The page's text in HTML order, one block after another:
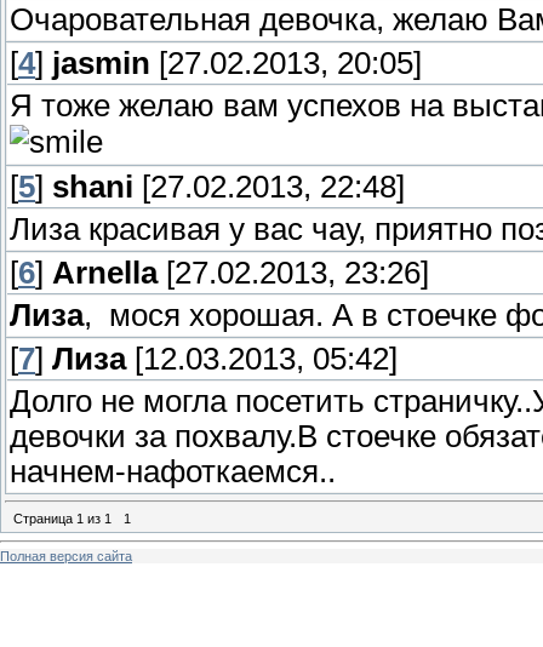
Очаровательная девочка, желаю
[4] jasmin [27.02.2013, 20:05]
Я тоже желаю вам успехов на
[5] shani [27.02.2013, 22:48]
Лиза красивая у вас чау, приятно
[6] Arnella[27.02.2013, 23:26]
Лиза, мося хорошая. А в стоечке
[7] Лиза[12.03.2013, 05:42]
Долго не могла посетить
девочки за похвалу.В стоечке
начнем-нафоткаемся..
Страница 1 из 1 1
Полная версия сайта